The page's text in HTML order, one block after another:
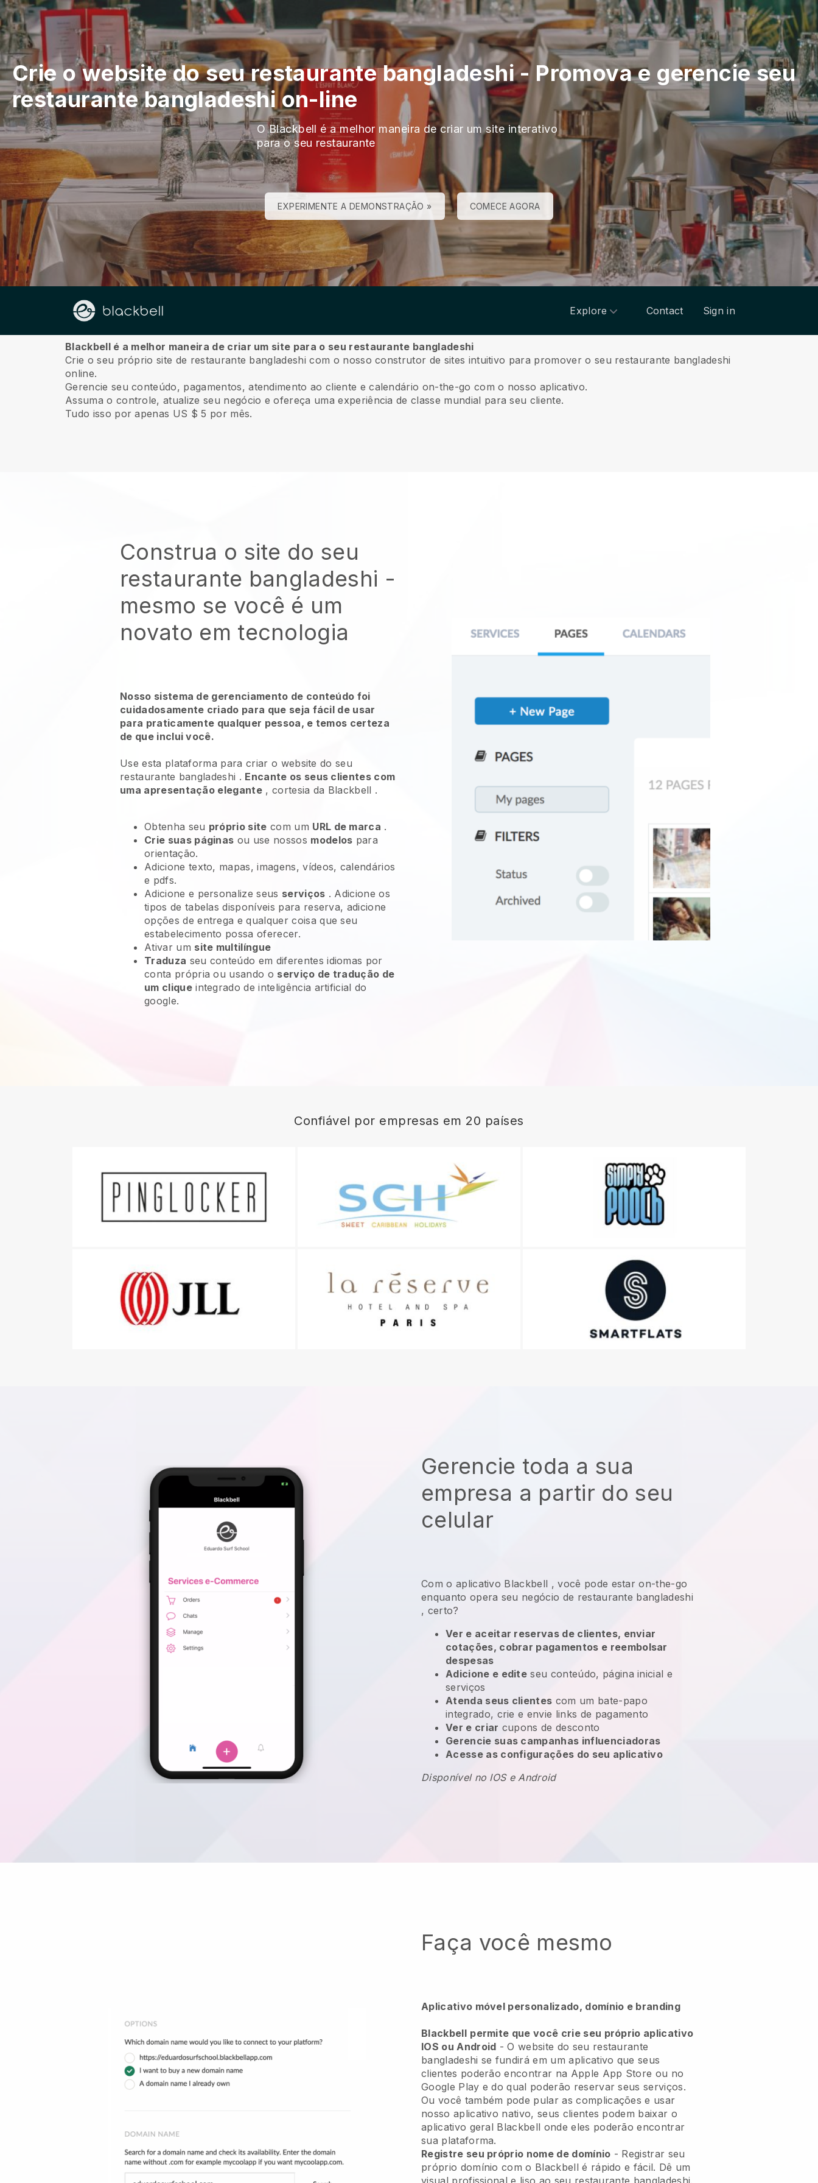
Crie o website do seu restaurante bangladeshi- Promova e gerencie seu
restaurante bangladeshi on-line
O Blackbell é a melhor maneira de criar um site interativo
para o seu restaurante
EXPERIMENTE A DEMONSTRAÇÃO » COMECE AGORA
Explore Contact Sign in
Sobre nós
Blackbell é a melhor maneira de criar um site para o seu restaurante bangladeshi
Crie o seu próprio site de restaurante bangladeshi com o nosso construtor de sites intuitivo para promover o seu restaurante bangladeshi
online.
Gerencie seu conteúdo, pagamentos, atendimento ao cliente e calendário on-the-go com o nosso aplicativo.
Assuma o controle, atualize seu negócio e ofereça uma experiência de classe mundial para seu cliente.
Tudo isso por apenas US $ 5 por mês.
Construa o site do seu
restaurante bangladeshi -
mesmo se você é um
novato em tecnologia
Nosso sistema de gerenciamento de conteúdo foi
cuidadosamente criado para que seja fácil de usar
para praticamente qualquer pessoa, e temos certeza
de que inclui você.
Use esta plataforma para criar o website do seu
restaurante bangladeshi . Encante os seus clientes com
uma apresentação elegante , cortesia da Blackbell .
Obtenha seu próprio site com um URL de marca .
Crie suas páginas ou use nossos modelos para
orientação.
Adicione texto, mapas, imagens, vídeos, calendários
e pdfs.
Adicione e personalize seus serviços . Adicione os
tipos de tabelas disponíveis para reserva, adicione
opções de entrega e qualquer coisa que seu
estabelecimento possa oferecer.
Ativar um site multilíngue
Traduza seu conteúdo em diferentes idiomas por
conta própria ou usando o serviço de tradução de
um cliqueintegrado de inteligência artificial do
google.
Confiável por empresas em 20 países
Gerencie toda a sua
empresa a partir do seu
celular
Com o aplicativo Blackbell ,você pode estar on-the-go
enquanto opera seu negócio de restaurante bangladeshi
, certo?
Ver e aceitar reservas de clientes, enviar
cotações, cobrar pagamentos e reembolsar
despesas
Adicione e edite seu conteúdo, página inicial e
serviços
Atenda seus clientes com um bate-papo
integrado, crie e envie links de pagamento
Ver e criar cupons de desconto
Gerencie suas campanhas influenciadoras
Acesse as configurações do seu aplicativo
Disponível no IOS e Android
Faça você mesmo
Aplicativo móvel personalizado, domínio e branding
Blackbell permite que você crie seu próprio aplicativo
IOS ou Android -O website do seu restaurante
bangladeshi se fundirá em um aplicativo que seus
clientes poderão encontrar na Apple App Store ou no
Google Play e do qual poderão reservar seus serviços.
Ou você também pode pular as complicações e usar
nosso aplicativo nativo, seus clientes podem baixar o
aplicativo geral Blackbell onde eles poderão encontrar
sua plataforma.
Registre seu próprio nome de domínio - Registrar seu
próprio domínio com o Blackbell é rápido e fácil. Dê um
visual profissional e liso ao seu restaurante bangladeshi.